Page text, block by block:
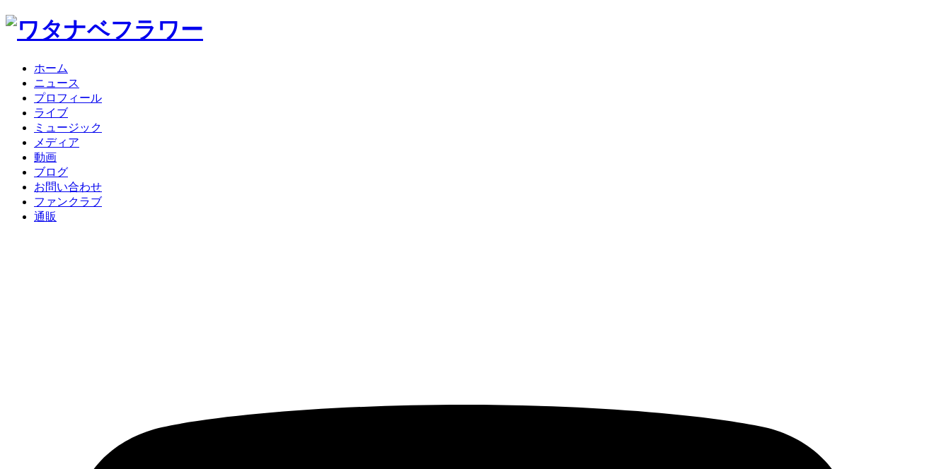
ホーム
ニュース
プロフィール
ライブ
ミュージック
メディア
動画
ブログ
お問い合わせ
ファンクラブ
通販